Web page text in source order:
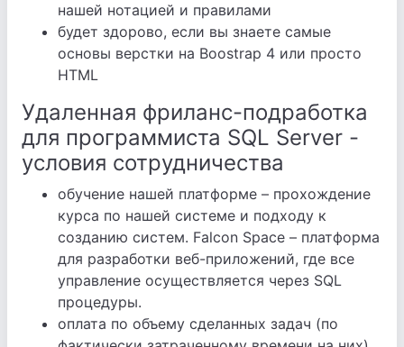
нашей нотацией и правилами
будет здорово, если вы знаете самые
основы верстки на Boostrap 4 или просто
HTML
Удаленная фриланс-подработка
для программиста SQL Server -
условия сотрудничества
обучение нашей платформе – прохождение
курса по нашей системе и подходу к
созданию систем. Falcon Space – платформа
для разработки веб-приложений, где все
управление осуществляется через SQL
процедуры.
оплата по объему сделанных задач (по